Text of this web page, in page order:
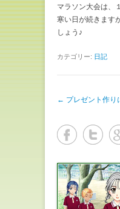
マラソン大会は、
寒い日が続きます
しょう♪
カテゴリー: 日記
投稿ナビゲーショ
← プレゼント作り